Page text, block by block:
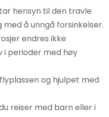
hensyn til den travle
å unngå forsinkelser.
endres ikke
i perioder med høy
og hjulpet med
reiser med barn eller i